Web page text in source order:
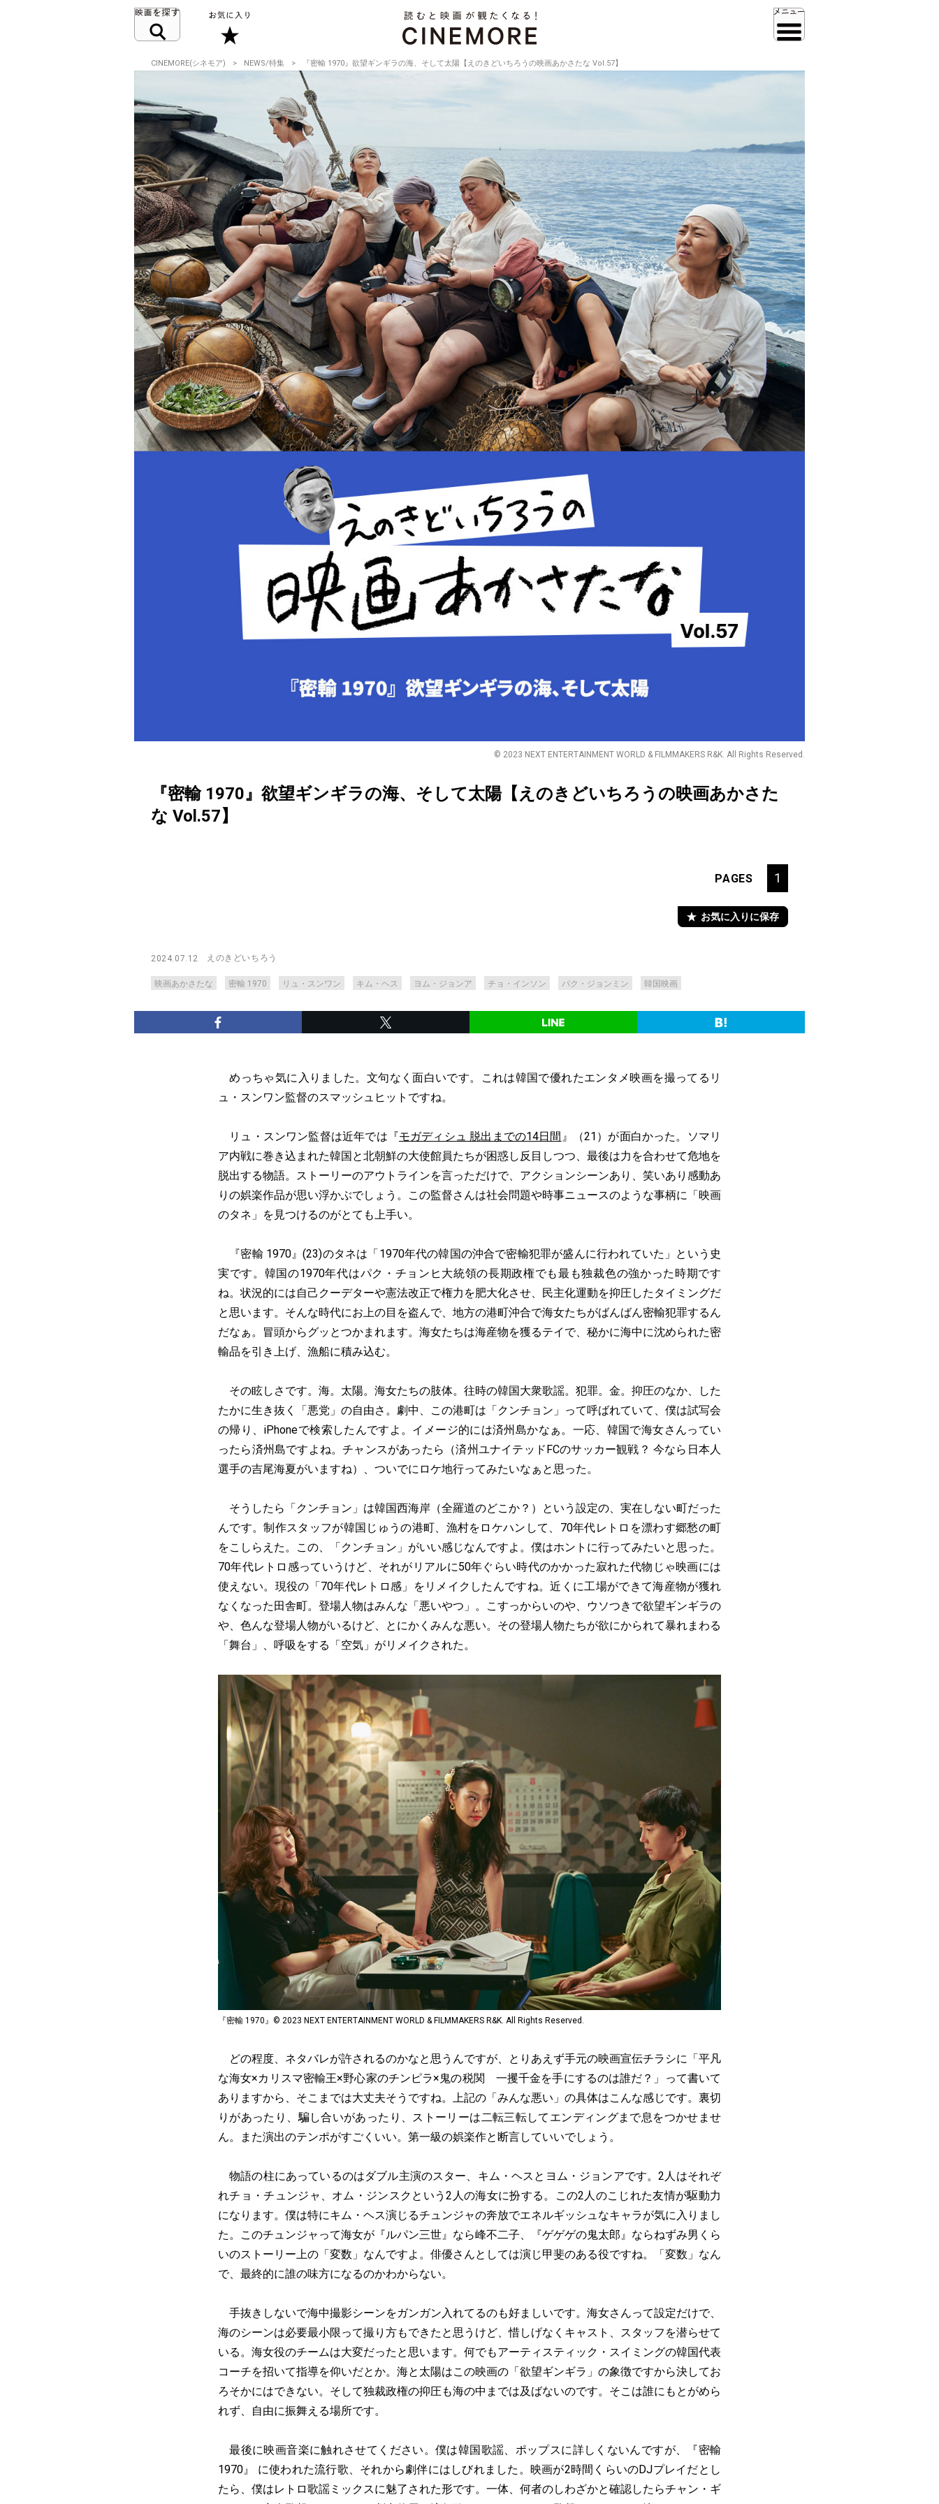
CINEMORE(シネモア) NEWS/特集 『密輸 1970』欲望ギンギラの海、そして太陽【えのきどいちろうの映画あかさたな Vol.57】
© 2023 NEXT ENTERTAINMENT WORLD & FILMMAKERS R&K. All Rights Reserved.
『密輸 1970』欲望ギンギラの海、そして太陽【えのきどいちろうの映画あかさた
な Vol.57】
PAGES 1
お気に入りに保存
2024.07.12 えのきどいちろう
映画あかさたな 密輸 1970 リュ・スンワン キム・ヘス ヨム・ジョンア チョ・インソン パク・ジョンミン 韓国映画
めっちゃ気に入りました。文句なく面白いです。これは韓国で優れたエンタメ映画を撮ってるリ
ュ・スンワン監督のスマッシュヒットですね。
リュ・スンワン監督は近年では『モガディシュ 脱出までの14日間 』（21）が面白かった。ソマリ
ア内戦に巻き込まれた韓国と北朝鮮の大使館員たちが困惑し反目しつつ、最後は力を合わせて危地を
脱出する物語。ストーリーのアウトラインを言っただけで、アクションシーンあり、笑いあり感動あ
りの娯楽作品が思い浮かぶでしょう。この監督さんは社会問題や時事ニュースのような事柄に「映画
のタネ」を見つけるのがとても上手い。
『密輸 1970』(23)のタネは「1970年代の韓国の沖合で密輸犯罪が盛んに行われていた」という史
実です。韓国の1970年代はパク・チョンヒ大統領の長期政権でも最も独裁色の強かった時期です
ね。状況的には自己クーデターや憲法改正で権力を肥大化させ、民主化運動を抑圧したタイミングだ
と思います。そんな時代にお上の目を盗んで、地方の港町沖合で海女たちがばんばん密輸犯罪するん
だなぁ。冒頭からグッとつかまれます。海女たちは海産物を獲るテイで、秘かに海中に沈められた密
輸品を引き上げ、漁船に積み込む。
その眩しさです。海。太陽。海女たちの肢体。往時の韓国大衆歌謡。犯罪。金。抑圧のなか、した
たかに生き抜く「悪党」の自由さ。劇中、この港町は「クンチョン」って呼ばれていて、僕は試写会
の帰り、iPhoneで検索したんですよ。イメージ的には済州島かなぁ。一応、韓国で海女さんってい
ったら済州島ですよね。チャンスがあったら（済州ユナイテッドFCのサッカー観戦？ 今なら日本人
選手の吉尾海夏がいますね）、ついでにロケ地行ってみたいなぁと思った。
そうしたら「クンチョン」は韓国西海岸（全羅道のどこか？）という設定の、実在しない町だった
んです。制作スタッフが韓国じゅうの港町、漁村をロケハンして、70年代レトロを漂わす郷愁の町
をこしらえた。この、「クンチョン」がいい感じなんですよ。僕はホントに行ってみたいと思った。
70年代レトロ感っていうけど、それがリアルに50年ぐらい時代のかかった寂れた代物じゃ映画には
使えない。現役の「70年代レトロ感」をリメイクしたんですね。近くに工場ができて海産物が獲れ
なくなった田舎町。登場人物はみんな「悪いやつ」。こすっからいのや、ウソつきで欲望ギンギラの
や、色んな登場人物がいるけど、とにかくみんな悪い。その登場人物たちが欲にかられて暴れまわる
「舞台」、呼吸をする「空気」がリメイクされた。
『密輸 1970』© 2023 NEXT ENTERTAINMENT WORLD & FILMMAKERS R&K. All Rights Reserved.
どの程度、ネタバレが許されるのかなと思うんですが、とりあえず手元の映画宣伝チラシに「平凡
な海女×カリスマ密輸王×野心家のチンピラ×鬼の税関 一攫千金を手にするのは誰だ？」って書いて
ありますから、そこまでは大丈夫そうですね。上記の「みんな悪い」の具体はこんな感じです。裏切
りがあったり、騙し合いがあったり、ストーリーは二転三転してエンディングまで息をつかせませ
ん。また演出のテンポがすごくいい。第一級の娯楽作と断言していいでしょう。
物語の柱にあっているのはダブル主演のスター、キム・ヘスとヨム・ジョンアです。2人はそれぞ
れチョ・チュンジャ、オム・ジンスクという2人の海女に扮する。この2人のこじれた友情が駆動力
になります。僕は特にキム・ヘス演じるチュンジャの奔放でエネルギッシュなキャラが気に入りまし
た。このチュンジャって海女が『ルパン三世』なら峰不二子、『ゲゲゲの鬼太郎』ならねずみ男くら
いのストーリー上の「変数」なんですよ。俳優さんとしては演じ甲斐のある役ですね。「変数」なん
で、最終的に誰の味方になるのかわからない。
手抜きしないで海中撮影シーンをガンガン入れてるのも好ましいです。海女さんって設定だけで、
海のシーンは必要最小限って撮り方もできたと思うけど、惜しげなくキャスト、スタッフを潜らせて
いる。海女役のチームは大変だったと思います。何でもアーティスティック・スイミングの韓国代表
コーチを招いて指導を仰いだとか。海と太陽はこの映画の「欲望ギンギラ」の象徴ですから決してお
ろそかにはできない。そして独裁政権の抑圧も海の中までは及ばないのです。そこは誰にもとがめら
れず、自由に振舞える場所です。
最後に映画音楽に触れさせてください。僕は韓国歌謡、ポップスに詳しくないんですが、『密輸
1970』 に使われた流行歌、それから劇伴にはしびれました。映画が2時間くらいのDJプレイだとし
たら、僕はレトロ歌謡ミックスに魅了された形です。一体、何者のしわざかと確認したらチャン・ギ